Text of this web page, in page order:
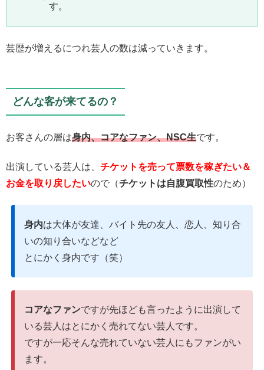
す。
芸歴が増えるにつれ芸人の数は減っていきます。
どんな客が来てるの？
お客さんの層は身内、コアなファン、NSC生です。
出演している芸人は、 チケットを売って票数を稼ぎたい＆
お金を取り戻したいので（チケットは自腹買取性のため）
身内は大体が友達、バイト先の友人、恋人、知り合
いの知り合いなどなど
とにかく身内です（笑）
コアなファンですが先ほども言ったように出演して
いる芸人はとにかく売れてない芸人です。
ですが一応そんな売れていない芸人にもファンがい
ます。